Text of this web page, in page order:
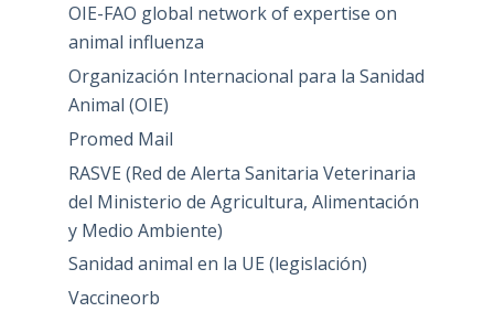
OIE-FAO global network of expertise on
animal influenza
Organización Internacional para la Sanidad
Animal (OIE)
Promed Mail
RASVE (Red de Alerta Sanitaria Veterinaria
del Ministerio de Agricultura, Alimentación
y Medio Ambiente)
Sanidad animal en la UE (legislación)
Vaccineorb